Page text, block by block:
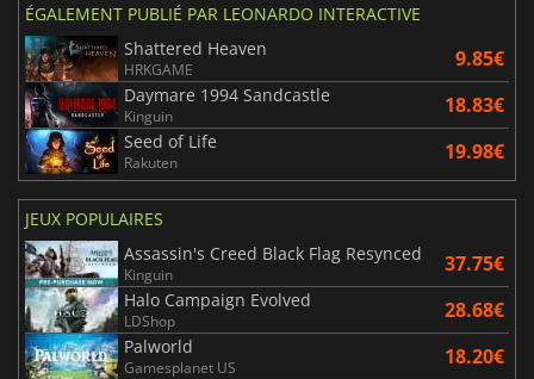
ÉGALEMENT PUBLIÉ PAR LEONARDO INTERACTIVE
Shattered Heaven
HRKGAME 9.85€
Daymare 1994 Sandcastle
Kinguin 18.83€
Seed of Life
Rakuten 19.98€
JEUX POPULAIRES
Assassin's Creed Black Flag Resynced
Kinguin 37.75€
Halo Campaign Evolved
LDShop 28.68€
Palworld
Gamesplanet US 18.20€